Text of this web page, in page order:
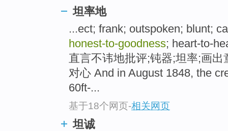
坦率地
...ect; frank; outspoken; blunt;
honest-to-goodness; heart-to-
直言不讳地批评;钝器;坦率;画
对心 And in August 1848, the
60ft-...
基于18个网页-相关网页
坦诚